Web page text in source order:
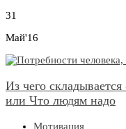
31
Май'16
Из чего
или Что людям надо
Мотивация